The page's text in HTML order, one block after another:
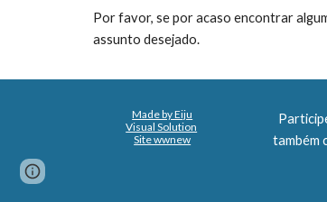
Por favor, se por acaso encontrar
assunto desejado.
Made by Eiju
Visual Solution
Site wwnew
também